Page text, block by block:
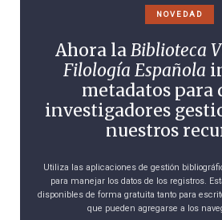
NOVEDAD
Ahora laBiblioteca
Filología Española
metadatos para
investigadores
nuestros
Utiliza las aplicaciones de gestión
para manejar los datos de los registros.
disponibles de forma gratuita tanto para
que pueden agregarse a los